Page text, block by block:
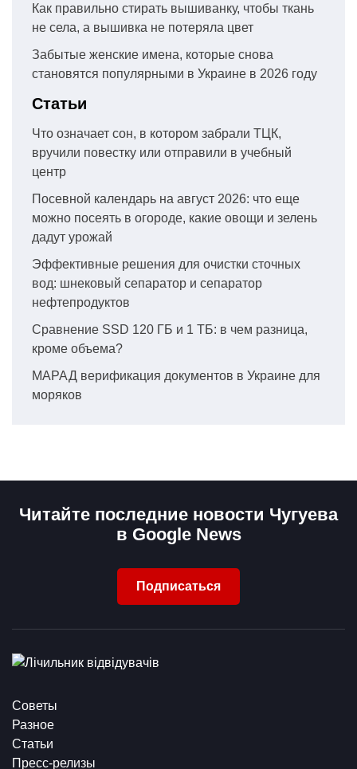
Как правильно стирать вышиванку, чтобы ткань
не села, а вышивка не потеряла цвет
Забытые женские имена, которые снова
становятся популярными в Украине в 2026 году
Статьи
Что означает сон, в котором забрали ТЦК,
вручили повестку или отправили в учебный
центр
Посевной календарь на август 2026: что еще
можно посеять в огороде, какие овощи и зелень
дадут урожай
Эффективные решения для очистки сточных
вод: шнековый сепаратор и сепаратор
нефтепродуктов
Сравнение SSD 120 ГБ и 1 ТБ: в чем разница,
кроме объема?
МАРАД верификация документов в Украине для
моряков
Читайте последние новости Чугуева
в Google News
Подписаться
Советы
Разное
Статьи
Пресс-релизы